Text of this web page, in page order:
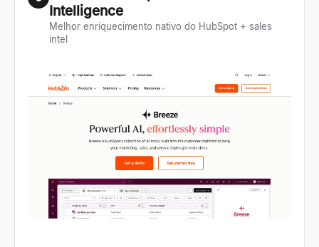
Intelligence
Melhor enriquecimento nativo do HubSpot + sales
intel